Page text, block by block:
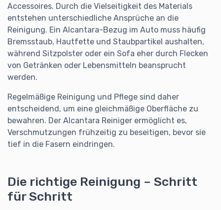
Accessoires. Durch die Vielseitigkeit des Materials
entstehen unterschiedliche Ansprüche an die
Reinigung. Ein Alcantara-Bezug im Auto muss häufig
Bremsstaub, Hautfette und Staubpartikel aushalten,
während Sitzpolster oder ein Sofa eher durch Flecken
von Getränken oder Lebensmitteln beansprucht
werden.
Regelmäßige Reinigung und Pflege sind daher
entscheidend, um eine gleichmäßige Oberfläche zu
bewahren. Der Alcantara Reiniger ermöglicht es,
Verschmutzungen frühzeitig zu beseitigen, bevor sie
tief in die Fasern eindringen.
Die richtige Reinigung – Schritt
für Schritt